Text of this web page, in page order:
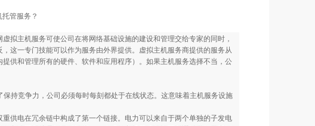
管服务？
拟主机服务可使公司在将网络基础设施的建设和管理交给专家的同时，
这一专门技能可以作为服务由外界提供。虚拟主机服务商提供的服务从
供和管理所有的硬件、软件和应用程序）。如果主机服务选择不当，公
竞争力，公司必须每时每刻都处于在线状态。这意味着主机服务设施
电在冗余链中构成了第一个链接。电力可以来自于两个单独的子发电